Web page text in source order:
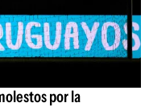
por la